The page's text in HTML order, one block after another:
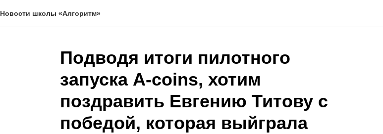
Новости школы «Алгоритм»
Подводя итоги пилотного
запуска А-coins, хотим
поздравить Евгению Титову с
победой, которая выйграла